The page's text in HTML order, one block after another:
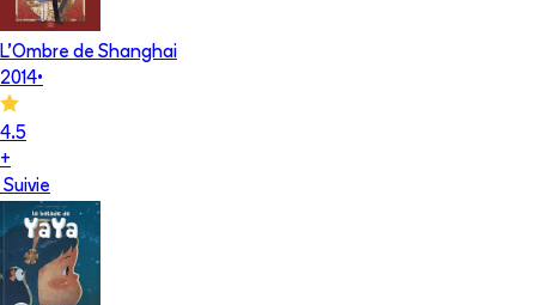
L'Ombre de Shanghai
2014•
4.5
+
Suivie